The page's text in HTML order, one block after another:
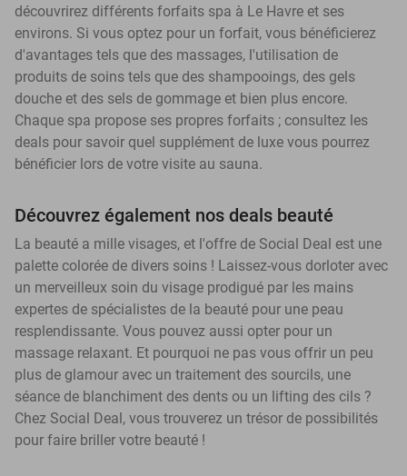
découvrirez différents forfaits spa à Le Havre et ses
environs. Si vous optez pour un forfait, vous bénéficierez
d'avantages tels que des massages, l'utilisation de
produits de soins tels que des shampooings, des gels
douche et des sels de gommage et bien plus encore.
Chaque spa propose ses propres forfaits ; consultez les
deals pour savoir quel supplément de luxe vous pourrez
bénéficier lors de votre visite au sauna.
Découvrez également nos deals beauté
La beauté a mille visages, et l'offre de Social Deal est une
palette colorée de divers soins ! Laissez-vous dorloter avec
un merveilleux soin du visage prodigué par les mains
expertes de spécialistes de la beauté pour une peau
resplendissante. Vous pouvez aussi opter pour un
massage relaxant. Et pourquoi ne pas vous offrir un peu
plus de glamour avec un traitement des sourcils, une
séance de blanchiment des dents ou un lifting des cils ?
Chez Social Deal, vous trouverez un trésor de possibilités
pour faire briller votre beauté !